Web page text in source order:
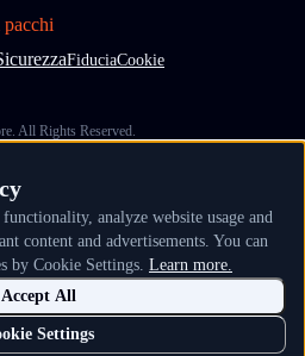
pacchi
FiduciaCookie
All Rights Reserved.
analyze website usage and
content and advertisements. You can
by Cookie Settings. Learn more.
Settings
Accept All